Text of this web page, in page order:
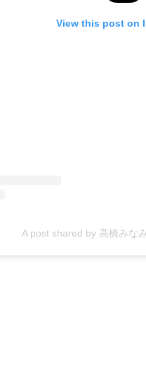
View this post on
A post shared by 高橋みな